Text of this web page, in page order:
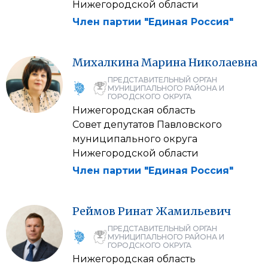
Нижегородской области
Член партии "Единая Россия"
МихалкинаМаринаНиколаевна
ПРЕДСТАВИТЕЛЬНЫЙ ОРГАН
МУНИЦИПАЛЬНОГО РАЙОНА И
ГОРОДСКОГО ОКРУГА
Нижегородская область
Совет депутатов Павловского
муниципального округа
Нижегородской области
Член партии "Единая Россия"
Реймов Ринат Жамильевич
ПРЕДСТАВИТЕЛЬНЫЙ ОРГАН
МУНИЦИПАЛЬНОГО РАЙОНА И
ГОРОДСКОГО ОКРУГА
Нижегородская область